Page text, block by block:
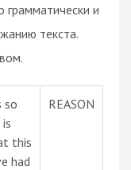
и
текста.
so
this
had
REASON